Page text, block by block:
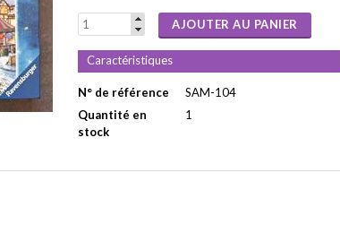
AJOUTER AU PANIER
Caractéristiques
N° de référence
SAM-104
Quantité en
stock
1